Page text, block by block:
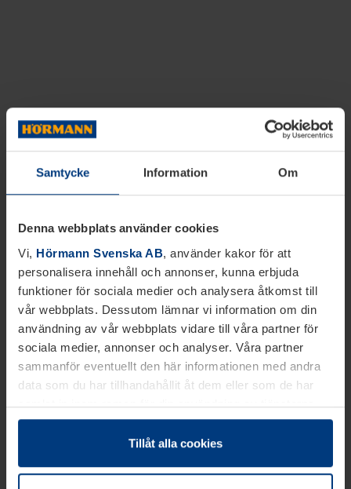
Samtycke Information Om
Denna webbplats använder cookies
Vi, Hörmann Svenska AB, använder kakor för att
personalisera innehåll och annonser, kunna erbjuda
funktioner för sociala medier och analysera åtkomst till
vår webbplats. Dessutom lämnar vi information om din
användning av vår webbplats vidare till våra partner för
sociala medier, annonser och analyser. Våra partner
sammanför eventuellt den här informationen med andra
data som du har tillhandahållit åt dem eller som de har
samlat in inom ramen för din användning av tjänsterna.
Juridiskt kan vi lagra kakor på din enhet, om de är
absolut nödvändiga för driften av den här webbplatsen.
godkännande kan du när som helst ändra eller återkalla i
Tillåt alla cookies